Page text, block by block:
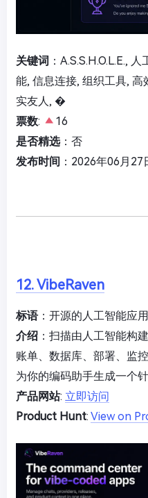
关键词 ：A.S.S.H.O.L.E.,
能, 信息连接, 组织工具,
实友人, �
票数:
16
是否精选：否
发布时间 ：2026年06月
12. VibeRaven
标语：开源的人工智能应
介绍 ：扫描由人工智能构
账单、数据库、部署、监
为你的编码助手生成一个
产品网站: 立即访问
Product Hunt: View on